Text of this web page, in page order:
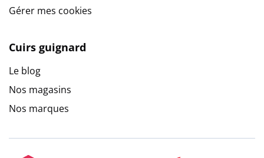
Gérer mes cookies
Cuirs guignard
Le blog
Nos magasins
Nos marques